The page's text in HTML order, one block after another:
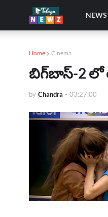
NEWS
Home Cinema
బిగ్‌బాస్-2 లో
by Chandra - 03:27:00